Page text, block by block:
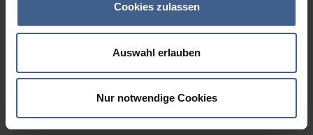
Cookies zulassen
Auswahl erlauben
Nur notwendige Cookies